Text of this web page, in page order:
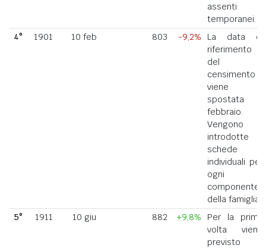
assenti
temporanei.
4°
1901 10 feb 803 -9,2%
La data di
riferimento
del
censimento
viene
spostata a
febbraio.
Vengono
introdotte
schede
individuali per
ogni
componente
della famiglia.
5°
1911 10 giu 882 +9,8%
Per la prima
volta viene
previsto il